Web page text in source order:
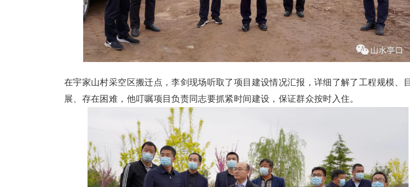
在宇家山村采空区搬迁点，李剑现场听取了项目建设情况汇报，详细了解了工程规模、
展、存在困难，他叮嘱项目负责同志要抓紧时间建设，保证群众按时入住。